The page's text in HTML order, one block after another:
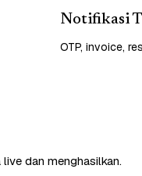
Notifikasi
OTP, invoice,
dan menghasilkan.